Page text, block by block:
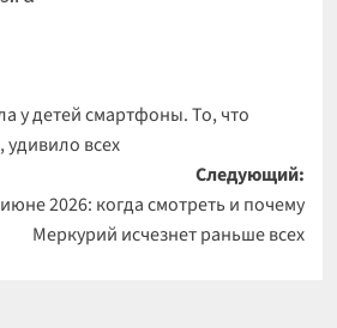
у детей смартфоны. То, что
всех
Следующий:
2026: когда смотреть и почему
Меркурий исчезнет раньше всех